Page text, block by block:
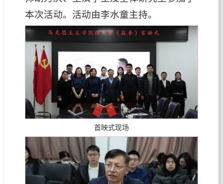
本次活动。活动由李水童主持。
首映式现场